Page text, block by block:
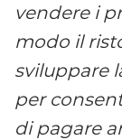
vendere i
modo il
sviluppare
per
di pagare